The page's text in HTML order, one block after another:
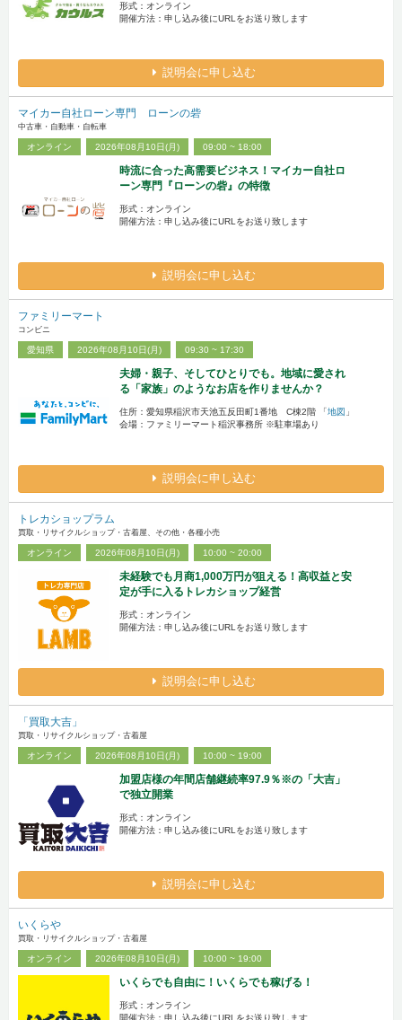
形式：オンライン
開催方法：申し込み後にURLをお送り致します
説明会に申し込む
マイカー自社ローン専門 ローンの砦
中古車・自動車・自転車
オンライン 2026年08月10日(月) 09:00 ~ 18:00
時流に合った高需要ビジネス！マイカー自社ロ
ーン専門『ローンの砦』の特徴
形式：オンライン
開催方法：申し込み後にURLをお送り致します
説明会に申し込む
ファミリーマート
コンビニ
愛知県 2026年08月10日(月) 09:30 ~ 17:30
夫婦・親子、そしてひとりでも。地域に愛され
る「家族」のようなお店を作りませんか？
住所：愛知県稲沢市天池五反田町1番地 C棟2階 「地図 」
会場：ファミリーマート稲沢事務所 ※駐車場あり
説明会に申し込む
トレカショップラム
買取・リサイクルショップ・古着屋、その他・各種小売
オンライン 2026年08月10日(月) 10:00 ~ 20:00
未経験でも月商1,000万円が狙える！高収益と安
定が手に入るトレカショップ経営
形式：オンライン
開催方法：申し込み後にURLをお送り致します
説明会に申し込む
「買取大吉」
買取・リサイクルショップ・古着屋
オンライン 2026年08月10日(月) 10:00 ~ 19:00
加盟店様の年間店舗継続率97.9％※の「大吉」
で独立開業
形式：オンライン
開催方法：申し込み後にURLをお送り致します
説明会に申し込む
いくらや
買取・リサイクルショップ・古着屋
オンライン 2026年08月10日(月) 10:00 ~ 19:00
いくらでも自由に！いくらでも稼げる！
形式：オンライン
開催方法：申し込み後にURLをお送り致します